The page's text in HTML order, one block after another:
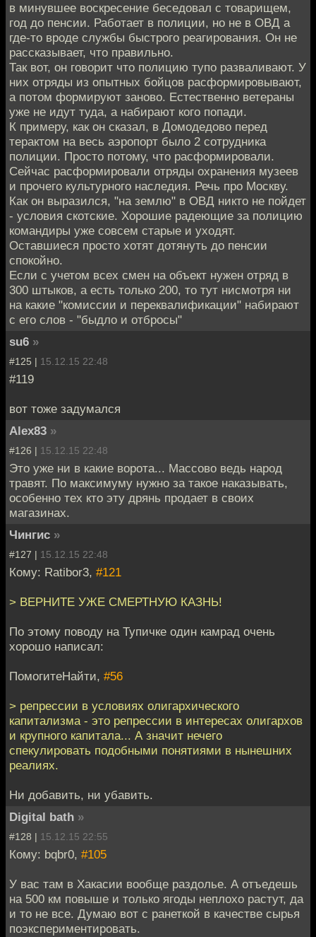
в минувшее воскресение беседовал с товарищем,
год до пенсии. Работает в полиции, но не в ОВД а
где-то вроде службы быстрого реагирования. Он не
рассказывает, что правильно.
Так вот, он говорит что полицию тупо разваливают. У
них отряды из опытных бойцов расформировывают,
а потом формируют заново. Естественно ветераны
уже не идут туда, а набирают кого попади.
К примеру, как он сказал, в Домодедово перед
терактом на весь аэропорт было 2 сотрудника
полиции. Просто потому, что расформировали.
Сейчас расформировали отряды охранения музеев
и прочего культурного наследия. Речь про Москву.
Как он выразился, "на землю" в ОВД никто не пойдет
- условия скотские. Хорошие радеющие за полицию
командиры уже совсем старые и уходят.
Оставшиеся просто хотят дотянуть до пенсии
спокойно.
Если с учетом всех смен на объект нужен отряд в
300 штыков, а есть только 200, то тут нисмотря ни
на какие "комиссии и переквалификации" набирают
с его слов - "быдло и отбросы"
su6 »
#125 | 15.12.15 22:48
#119
вот тоже задумался
Alex83 »
#126 | 15.12.15 22:48
Это уже ни в какие ворота... Массово ведь народ
травят. По максимуму нужно за такое наказывать,
особенно тех кто эту дрянь продает в своих
магазинах.
Чингиc »
#127 | 15.12.15 22:48
Кому: Ratibor3, #121
> ВЕРНИТЕ УЖЕ СМЕРТНУЮ КАЗНЬ!
По этому поводу на Тупичке один камрад очень
хорошо написал:
ПомогитеНайти, #56
> репрессии в условиях олигархического
капитализма - это репрессии в интересах олигархов
и крупного капитала... А значит нечего
спекулировать подобными понятиями в нынешних
реалиях.
Ни добавить, ни убавить.
Digital bath »
#128 | 15.12.15 22:55
Кому: bqbr0, #105
У вас там в Хакасии вообще раздолье. А отъедешь
на 500 км повыше и только ягоды неплохо растут, да
и то не все. Думаю вот с ранеткой в качестве сырья
поэкспериментировать.